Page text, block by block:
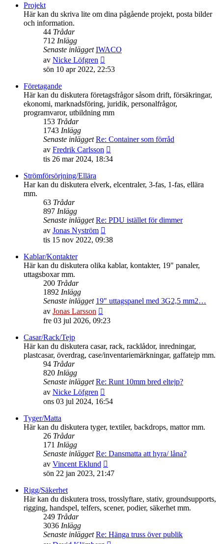
inlägget
Projekt
Här kan du skriva lite om dina pågående projekt, posta bilder
och information.
44 Trådar
712 Inlägg
Senaste inlägget IWACO
av Nicke Löfgren
till
inlägget
sön 10 apr 2022, 22:53
Företagande
Här kan du diskutera företagsfrågor såsom drift, försäkringar,
ekonomi, marknadsföring, juridik, personalfrågor,
programvaror, utbildning mm
153 Trådar
1743 Inlägg
Senaste inlägget Re: Container som förråd
av Fredrik Carlsson
till
inlägget
tis 26 mar 2024, 18:34
Strömförsörjning/Ellära
Har kan du diskutera elverk, elcentraler, 3-fas, 1-fas, ellära
mm.
63 Trådar
897 Inlägg
Senaste inlägget Re: PDU istället för dimmer
av Jonas Nyström
till
inlägget
tis 15 nov 2022, 09:38
Kablar/Kontakter
Här kan du diskutera olika kablar, kontakter, 19" panaler,
uttagsboxar mm.
200 Trådar
1892 Inlägg
Senaste inlägget 19" uttagspanel med 3G2,5 mm2…
av Jonas Larsson
till
inlägget
fre 03 jul 2026, 09:23
Casar/Rack/Tejp
Här kan du diskutera casar, rack, racklådor, inredningar,
plastcasar, överdrag, case/inventariemärkningar, gaffatejp mm.
94 Trådar
820 Inlägg
Senaste inlägget Re: Runt 10mm bred eltejp?
av Nicke Löfgren
till
inlägget
ons 03 jul 2024, 16:54
Tyger/Matta
Här kan du diskutera tyger, textiler, backdrops, mattor mm.
26 Trådar
171 Inlägg
Senaste inlägget Re: Dansmatta att hyra/ låna?
av Vincent Eklund
till
inlägget
sön 22 jan 2023, 21:47
Rigg/Säkerhet
Här kan du diskutera tross, trosslyftare, stativ, groundsupports,
rigging, handspel, telfers, scener, podier, säkerhet mm.
249 Trådar
3036 Inlägg
Senaste inlägget Re: Hänga truss över publik